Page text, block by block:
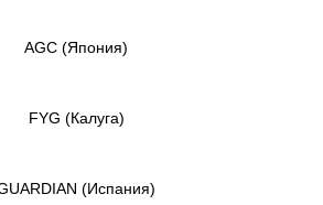
AGC (Япония)
FYG (Калуга)
(Испания)